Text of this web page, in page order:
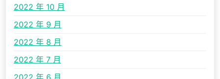
2022 年 10 月
2022 年 9 月
2022 年 8 月
2022 年 7 月
2022 年 6 月